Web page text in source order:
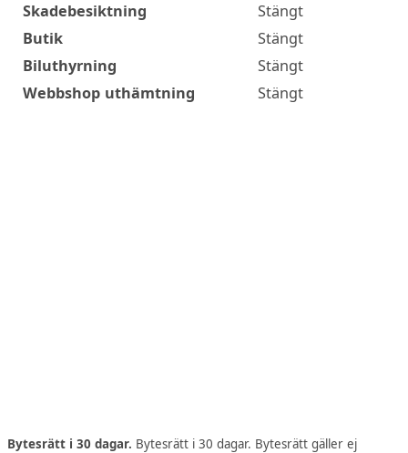
Skadebesiktning
Stängt
Butik
Stängt
Biluthyrning
Stängt
Webbshop uthämtning
Stängt
Bytesrätt i 30 dagar. Bytesrätt i 30 dagar. Bytesrätt gäller ej